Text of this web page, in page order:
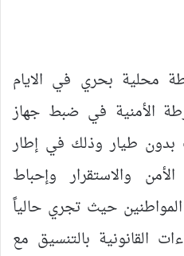
بحري في الايام
الأمنية في ضبط جهاز
طيار وذلك في إطار
والاستقرار وإحباط
حيث تجري حالياً
القانونية بالتنسيق مع